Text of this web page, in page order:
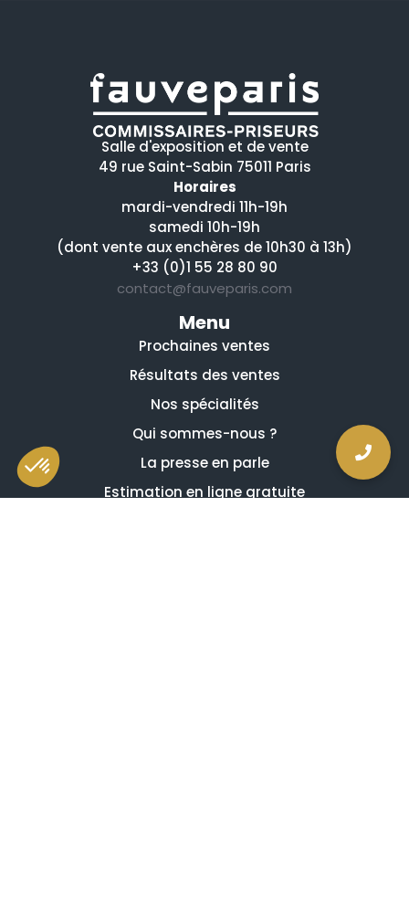
Salle d'exposition et de vente
49 rue Saint-Sabin 75011 Paris
Horaires
mardi-vendredi 11h-19h
samedi 10h-19h
(dont vente aux enchères de 10h30 à 13h)
+33 (0)1 55 28 80 90
contact@fauveparis.com
Menu
Prochaines ventes
Résultats des ventes
Nos spécialités
Qui sommes-nous ?
La presse en parle
Estimation en ligne gratuite